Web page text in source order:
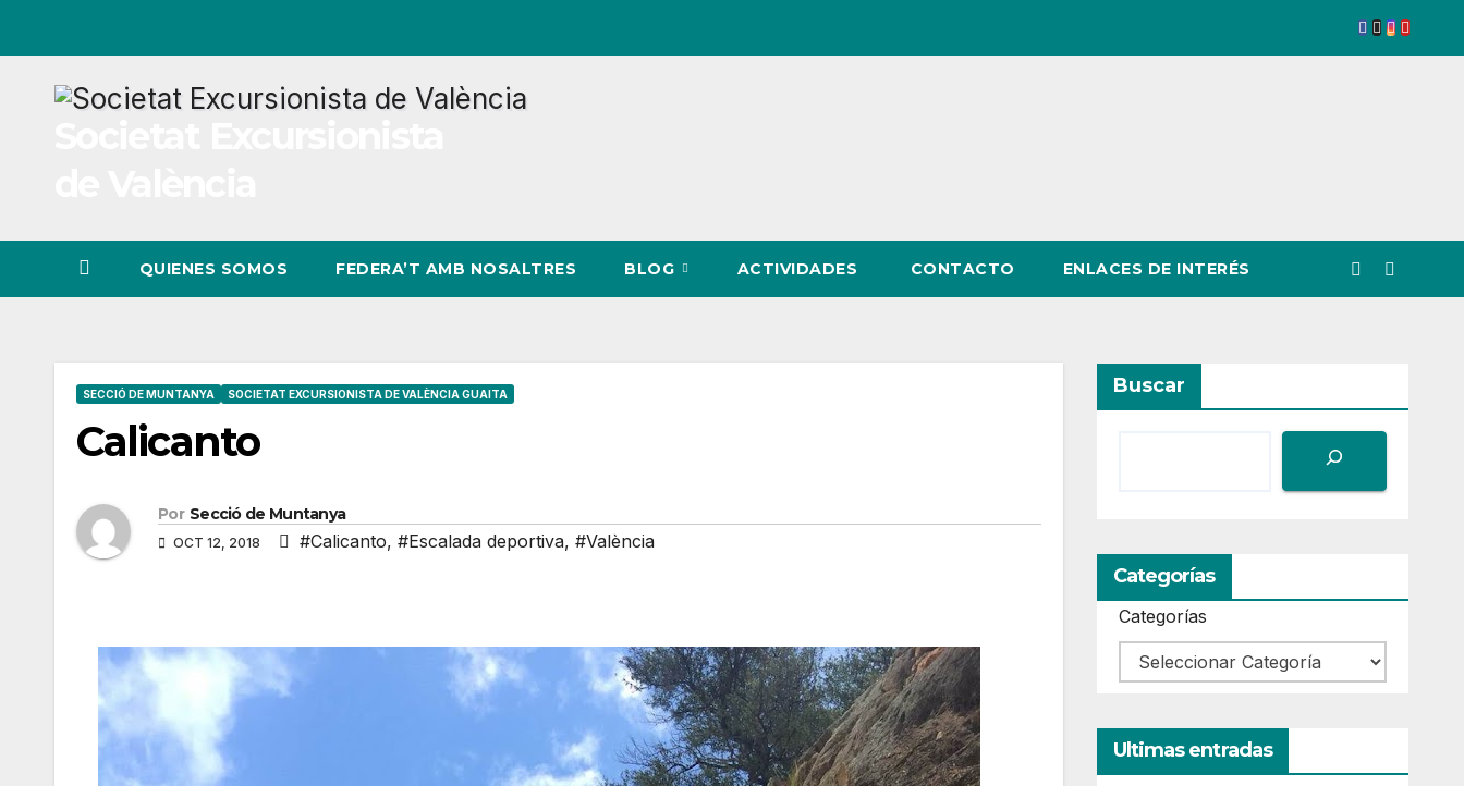
contenido
QUIENES SOMOS FEDERA’T AMB NOSALTRES BLOG ACTIVIDADES CONTACTO ENLACES DE INTERÉS
SECCIÓ DE MUNTANYA SOCIETAT EXCURSIONISTA DE VALÈNCIA GUAITA
Calicanto
Por Secció de Muntanya
OCT 12, 2018 #Calicanto, #Escalada deportiva, #València
Buscar
Categorías
Categorías
Ultimas entradas